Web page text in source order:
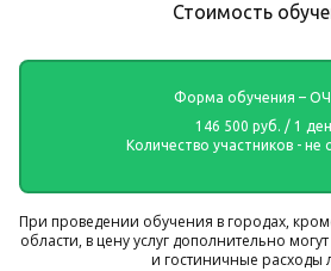
Стоимость
Форма обучения –
146 500 руб. / 1
Количество участников - не
При проведении обучения в городах,
области, в цену услуг дополнительно
и гостиничные расходы